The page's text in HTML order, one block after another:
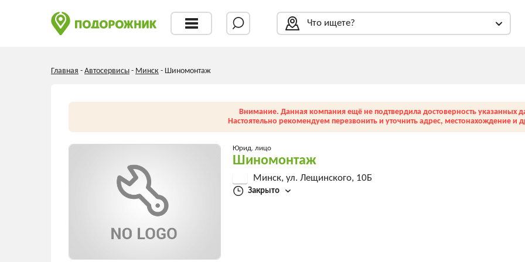
Что ищете?
Главная - Автосервисы - Минск - Шиномонтаж
Внимание. Данная компания ещё не подтвердила достоверность указанных
Настоятельно рекомендуем перезвонить и уточнить адрес, местонахождение и
Юрид. лицо
Шиномонтаж
Минск, ул. Лещинского, 10Б
Закрыто